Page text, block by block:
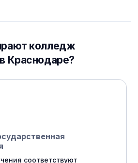
колледж
Краснодаре?
соответствуют